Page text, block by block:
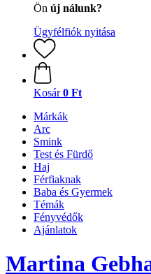
Ön új nálunk?
Ügyfélfiók nyitása
Kosár 0 Ft
Márkák
Arc
Smink
Test és Fürdő
Haj
Férfiaknak
Baba és Gyermek
Témák
Fényvédők
Ajánlatok
Martina